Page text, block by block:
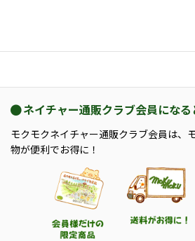
ネイチャー通販クラブ会員になる
モクモクネイチャー通販クラブ会員は、
物が便利でお得に！